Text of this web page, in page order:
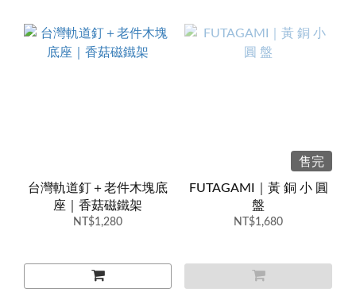
台灣軌道釘＋老件木塊底
座｜香菇磁鐵架
NT$1,280
售完
FUTAGAMI｜黃 銅 小 圓
盤
NT$1,680